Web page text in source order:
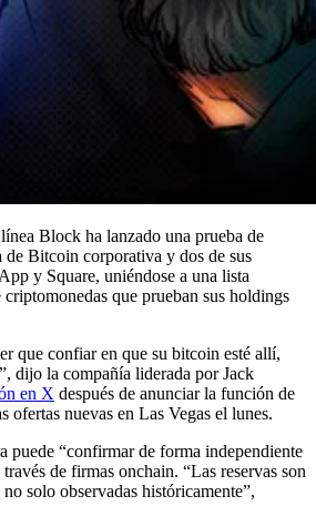
Block ha lanzado una prueba de
de Bitcoin corporativa y dos de sus
y Square, uniéndose a una lista
criptomonedas que prueban sus holdings
que confiar en que su bitcoin esté allí,
dijo la compañía liderada por Jack
en X después de anunciar la función de
ofertas nuevas en Las Vegas el lunes.
puede “confirmar de forma independiente
de firmas onchain. “Las reservas son
solo observadas históricamente”,